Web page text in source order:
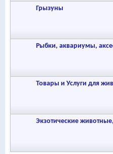
Грызуны
Рыбки, аквариумы,
Товары и Услуги для
Экзотические